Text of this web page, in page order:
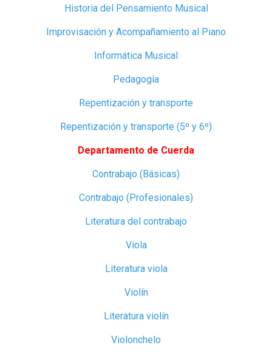
Historia del Pensamiento Musical
Improvisación y Acompañamiento al Piano
Informática Musical
Pedagogía
Repentización y transporte
Repentización y transporte (5º y 6º)
Departamento de Cuerda
Contrabajo (Básicas)
Contrabajo (Profesionales)
Literatura del contrabajo
Viola
Literatura viola
Violín
Literatura violín
Violonchelo